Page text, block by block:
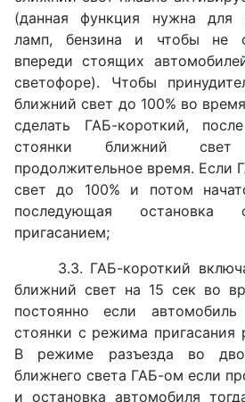
(данная функция нужна для
ламп, бензина и чтобы не
впереди стоящих
светофоре). Чтобы
ближний свет до 100% во
сделать ГАБ-короткий,
стоянки ближний
продолжительное время. Если
свет до 100% и потом
последующая
пригасанием;
3.3. ГАБ-короткий
ближний свет на 15 сек во
постоянно если
стоянки с режима пригасания
В режиме разъезда во
ближнего света ГАБ-ом если
и остановка автомобиля